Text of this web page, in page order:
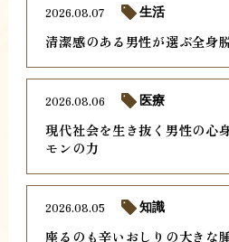
清潔感のある男性が選ぶ全身
2026.08.07 生活
現代社会を生き抜く男性の心
モンの力
2026.08.06 医療
座るのも辛いおしりの大きな
2026.08.05 知識